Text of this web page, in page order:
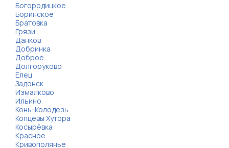
Богородицкое
Боринское
Братовка
Грязи
Данков
Добринка
Доброе
Долгоруково
Елец
Задонск
Измалково
Ильино
Конь-Колодезь
Копцевы Хутора
Косырёвка
Красное
Кривополянье